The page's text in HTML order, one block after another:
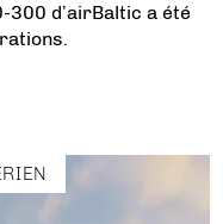
d’airBaltic a été